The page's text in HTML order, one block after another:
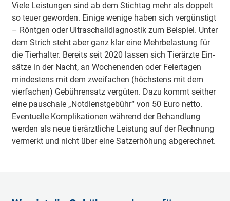
Viele Leistungen sind ab dem Stich­tag mehr als doppelt
so teuer ge­worden. Einige wenige haben sich ver­güns­tigt
– Röntgen oder Ultra­schall­dia­gnos­tik zum Beispiel. Unter
dem Strich steht aber ganz klar eine Mehr­be­lastung für
die Tier­halter. Bereits seit 2020 lassen sich Tier­ärzte Ein­
sätze in der Nacht, an Wochen­enden oder Feier­tagen
mindestens mit dem zwei­fachen (höchstens mit dem
vier­fachen) Ge­bühren­satz ver­güten. Dazu kommt seither
eine pauschale „Not­dienst­gebühr“ von 50 Euro netto.
Eventuelle Kompli­kationen während der Behandlung
werden als neue tier­ärzt­liche Leistung auf der Rechnung
vermerkt und nicht über eine Satz­er­höhung ab­gerechnet.